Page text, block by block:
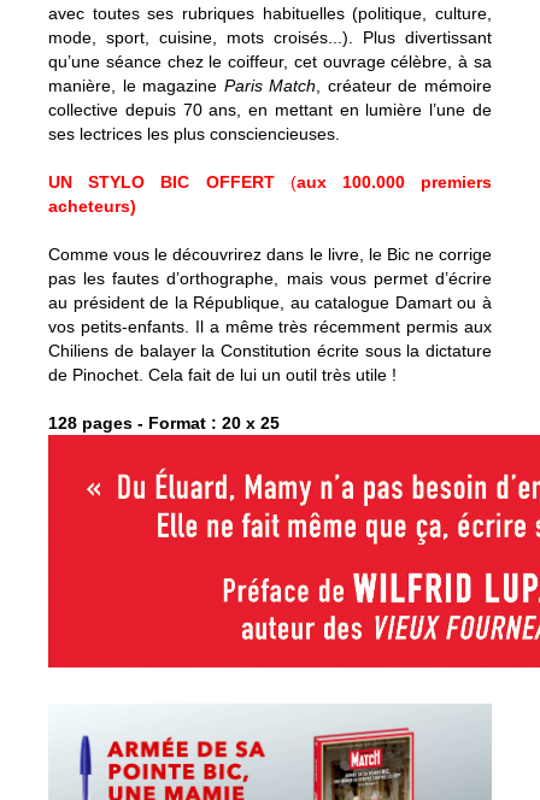
avec toutes ses rubriques habituelles (politique, culture,
mode, sport, cuisine, mots croisés...). Plus divertissant
qu’une séance chez le coiffeur, cet ouvrage célèbre, à sa
manière, le magazine Paris Match , créateur de mémoire
collective depuis 70 ans, en mettant en lumière l’une de
ses lectrices les plus consciencieuses.
UN STYLO BIC OFFERT(aux 100.000 premiers
acheteurs)
Comme vous le découvrirez dans le livre, le Bic ne corrige
pas les fautes d’orthographe, mais vous permet d’écrire
au président de la République, au catalogue Damart ou à
vos petits-enfants. Il a même très récemment permis aux
Chiliens de balayer la Constitution écrite sous la dictature
de Pinochet. Cela fait de lui un outil très utile !
128 pages - Format : 20 x 25